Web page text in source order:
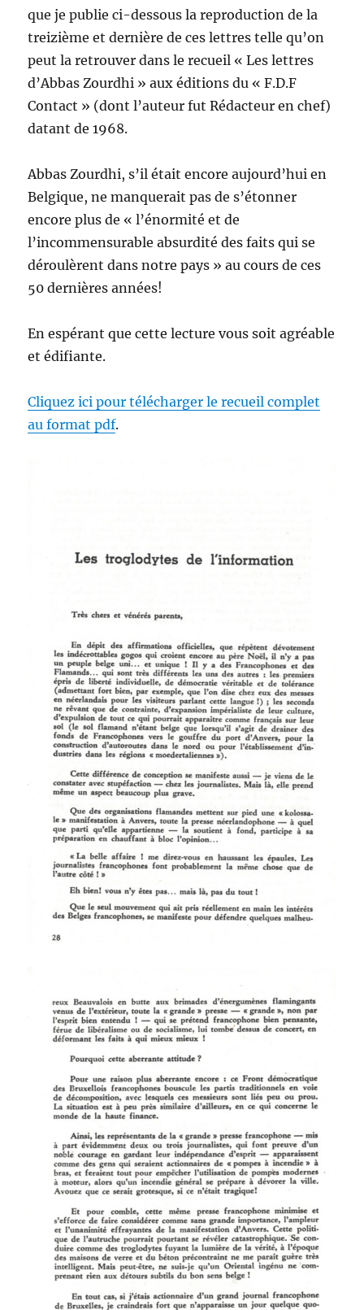
que je publie ci-dessous la reproduction de la
treizième et dernière de ces lettres telle qu’on
peut la retrouver dans le recueil « Les lettres
d’Abbas Zourdhi » aux éditions du « F.D.F
Contact » (dont l’auteur fut Rédacteur en chef)
datant de 1968.
Abbas Zourdhi, s’il était encore aujourd’hui en
Belgique, ne manquerait pas de s’étonner
encore plus de « l’énormité et de
l’incommensurable absurdité des faits qui se
déroulèrent dans notre pays » au cours de ces
50 dernières années!
En espérant que cette lecture vous soit agréable
et édifiante.
Cliquez ici pour télécharger le recueil complet
au format pdf.